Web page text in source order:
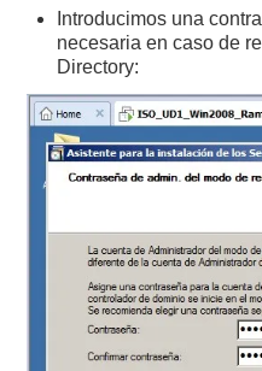
Introducimos una
necesaria en caso de
Directory: